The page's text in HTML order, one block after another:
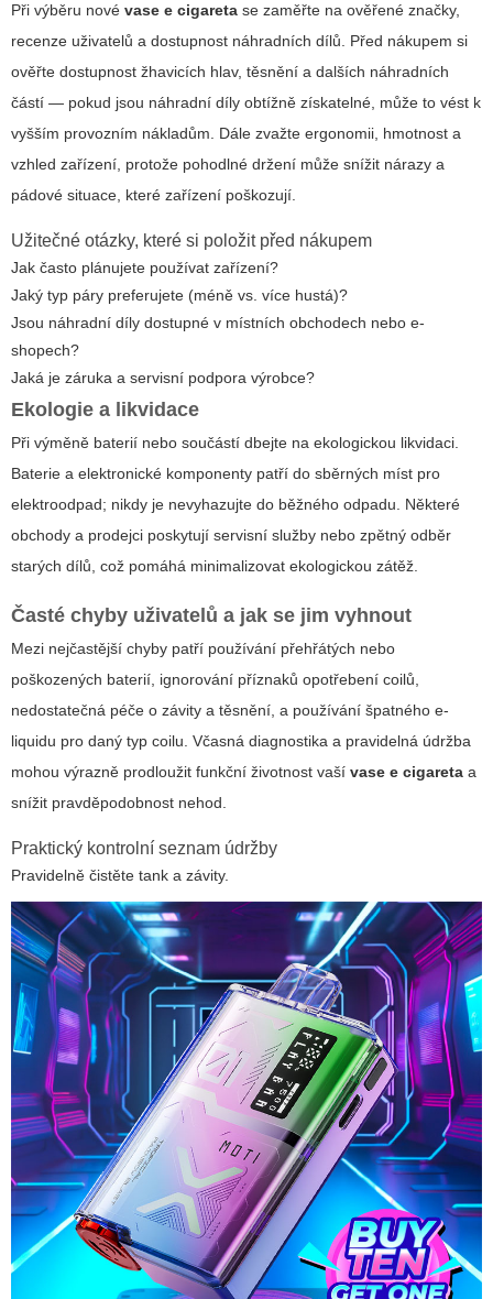
Při výběru nové vase e cigareta se zaměřte na ověřené značky,
recenze uživatelů a dostupnost náhradních dílů. Před nákupem si
ověřte dostupnost žhavicích hlav, těsnění a dalších náhradních
částí — pokud jsou náhradní díly obtížně získatelné, může to vést k
vyšším provozním nákladům. Dále zvažte ergonomii, hmotnost a
vzhled zařízení, protože pohodlné držení může snížit nárazy a
pádové situace, které zařízení poškozují.
Užitečné otázky, které si položit před nákupem
Jak často plánujete používat zařízení?
Jaký typ páry preferujete (méně vs. více hustá)?
Jsou náhradní díly dostupné v místních obchodech nebo e-
shopech?
Jaká je záruka a servisní podpora výrobce?
Ekologie a likvidace
Při výměně baterií nebo součástí dbejte na ekologickou likvidaci.
Baterie a elektronické komponenty patří do sběrných míst pro
elektroodpad; nikdy je nevyhazujte do běžného odpadu. Některé
obchody a prodejci poskytují servisní služby nebo zpětný odběr
starých dílů, což pomáhá minimalizovat ekologickou zátěž.
Časté chyby uživatelů a jak se jim vyhnout
Mezi nejčastější chyby patří používání přehřátých nebo
poškozených baterií, ignorování příznaků opotřebení coilů,
nedostatečná péče o závity a těsnění, a používání špatného e-
liquidu pro daný typ coilu. Včasná diagnostika a pravidelná údržba
mohou výrazně prodloužit funkční životnost vaší vase e cigareta a
snížit pravděpodobnost nehod.
Praktický kontrolní seznam údržby
Pravidelně čistěte tank a závity.